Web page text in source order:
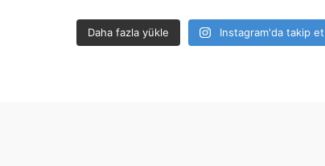
Daha fazla yükle Instagram'da takip et